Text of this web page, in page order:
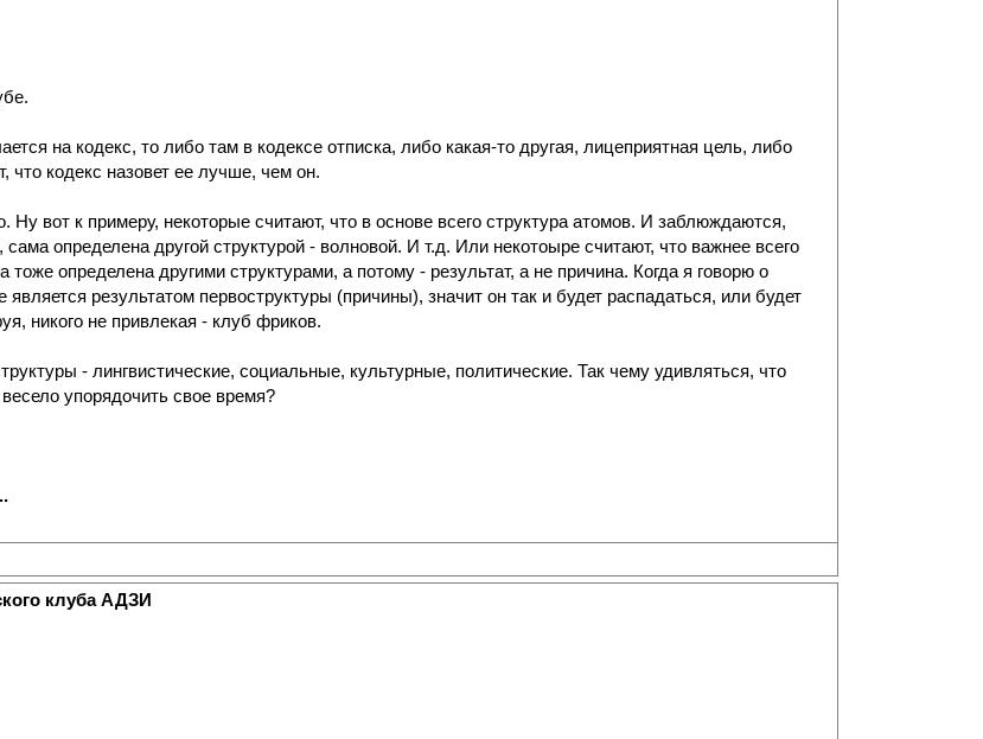
на кодекс, то либо там в кодексе отписка, либо какая-то другая, лицеприятная цель, либо
что кодекс назовет ее лучше, чем он.
Ну вот к примеру, некоторые считают, что в основе всего структура атомов. И заблюждаются,
определена другой структурой - волновой. И т.д. Или некотоыре считают, что важнее всего
тоже определена другими структурами, а потому - результат, а не причина. Когда я говорю о
результатом первоструктуры (причины), значит он так и будет распадаться, или будет
никого не привлекая - клуб фриков.
- лингвистические, социальные, культурные, политические. Так чему удивляться, что
упорядочить свое время?
клуба АДЗИ